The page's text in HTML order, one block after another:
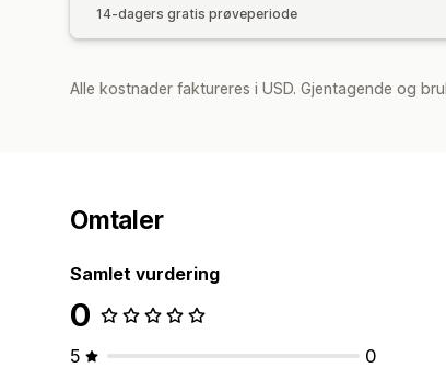
14-dagers gratis prøveperiode
Alle kostnader faktureres i USD. Gjentagende og
Omtaler
Samlet vurdering
0
5
0